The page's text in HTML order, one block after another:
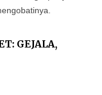
GEJALA,